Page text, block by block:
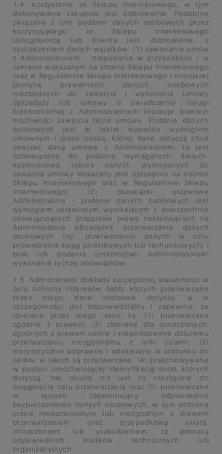
1.4. Korzystanie ze Sklepu Internetowego, w tym
dokonywanie zakupów jest dobrowolne. Podobnie
związane z tym podanie danych osobowych przez
korzystającego ze Sklepu Internetowego
Usługobiorcę lub Klienta jest dobrowolne, z
zastrzeżeniem dwóch wyjątków: (1) zawieranie umów
z Administratorem – niepodanie w przypadkach i w
zakresie wskazanym na stronie Sklepu Internetowego
oraz w Regulaminie Sklepu Internetowego i niniejszej
polityce prywatności danych osobowych
niezbędnych do zawarcia i wykonania Umowy
Sprzedaży lub umowy o świadczenie Usługi
Elektronicznej z Administratorem skutkuje brakiem
możliwości zawarcia tejże umowy. Podanie danych
osobowych jest w takim wypadku wymogiem
umownym i jeżeli osoba, której dane dotyczą chce
zawrzeć daną umowę z Administratorem, to jest
zobowiązana do podania wymaganych danych.
Każdorazowo zakres danych wymaganych do
zawarcia umowy wskazany jest uprzednio na stronie
Sklepu Internetowego oraz w Regulaminie Sklepu
Internetowego; (2) obowiązki ustawowe
Administratora – podanie danych osobowych jest
wymogiem ustawowym wynikającym z powszechnie
obowiązujących przepisów prawa nakładających na
Administratora obowiązek przetwarzania danych
osobowych (np. przetwarzanie danych w celu
prowadzenia ksiąg podatkowych lub rachunkowych) i
brak ich podania uniemożliwi Administratorowi
wykonanie tychże obowiązków.
1.5. Administrator dokłada szczególnej staranności w
celu ochrony interesów osób, których przetwarzane
przez niego dane osobowe dotyczą, a w
szczególności jest odpowiedzialny i zapewnia, że
zbierane przez niego dane są: (1) przetwarzane
zgodnie z prawem; (2) zbierane dla oznaczonych,
zgodnych z prawem celów i niepoddawane dalszemu
przetwarzaniu niezgodnemu z tymi celami; (3)
merytorycznie poprawne i adekwatne w stosunku do
celów, w jakich są przetwarzane; (4) przechowywane
w postaci umożliwiającej identyfikację osób, których
dotyczą, nie dłużej niż jest to niezbędne do
osiągnięcia celu przetwarzania oraz (5) przetwarzane
w sposób zapewniający odpowiednie
bezpieczeństwo danych osobowych, w tym ochronę
przed niedozwolonym lub niezgodnym z prawem
przetwarzaniem oraz przypadkową utratą,
zniszczeniem lub uszkodzeniem, za pomocą
odpowiednich środków technicznych lub
organizacyjnych.